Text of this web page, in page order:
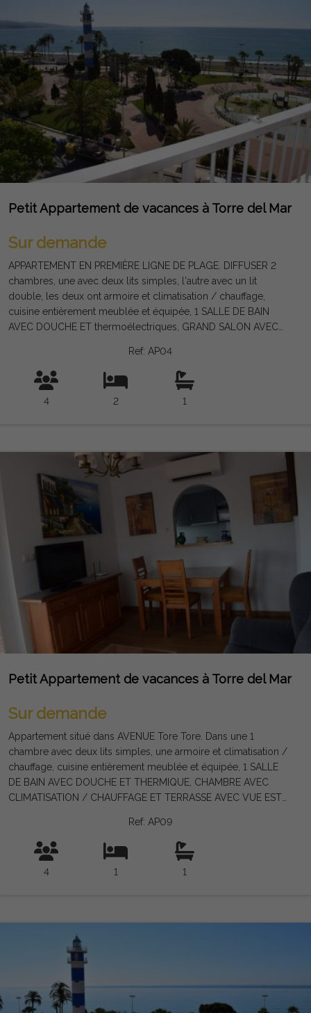
Petit Appartement de vacances à Torre del Mar
Sur demande
APPARTEMENT EN PREMIÈRE LIGNE DE PLAGE. DIFFUSER 2
chambres, une avec deux lits simples, l'autre avec un lit
double, les deux ont armoire et climatisation / chauffage,
cuisine entièrement meublée et équipée, 1 SALLE DE BAIN
AVEC DOUCHE ET thermoélectriques, GRAND SALON AVEC
SUR FACE SUPERBES DE LA PLAGE ET LA PROMENADE DE
TORRE DEL mars L'appartement est situé CONJOINTEMENT
AVEC Une piscine et un parking, le bâtiment dispose d'un
ascenseur. Il dispose du WiFi et de la télévision par satellite.
Ref: AP04
4 2 1
Petit Appartement de vacances à Torre del Mar
Sur demande
Appartement situé dans AVENUE Tore Tore. Dans une 1
chambre avec deux lits simples, une armoire et climatisation /
chauffage, cuisine entièrement meublée et équipée, 1 SALLE
DE BAIN AVEC DOUCHE ET THERMIQUE, CHAMBRE AVEC
CLIMATISATION / CHAUFFAGE ET TERRASSE AVEC VUE EST
L'appartement est situé CONJOINTEMENT AVEC PISCINE,
bâtiment d'ascenseur. Il dispose d'une télévision par satellite et
Ref: AP09
4 1 1